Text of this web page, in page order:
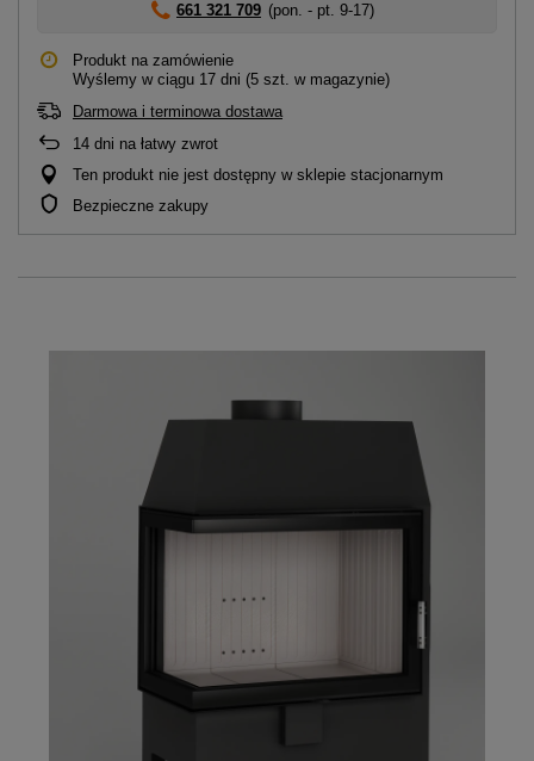
661 321 709 (pon. - pt. 9-17)
Produkt na zamówienie
Wyślemy w ciągu 17 dni (5 szt. w magazynie)
Darmowa i terminowa dostawa
14 dni na łatwy zwrot
Ten produkt nie jest dostępny w sklepie stacjonarnym
Bezpieczne zakupy